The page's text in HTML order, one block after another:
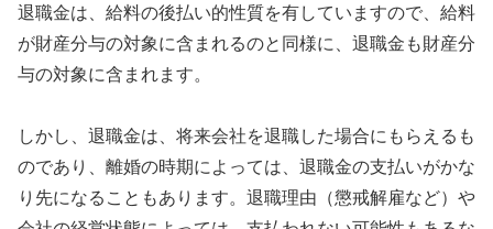
退職金は、給料の後払い的性質を有していますので、給料
が財産分与の対象に含まれるのと同様に、退職金も財産分
与の対象に含まれます。
しかし、退職金は、将来会社を退職した場合にもらえるも
のであり、離婚の時期によっては、退職金の支払いがかな
り先になることもあります。退職理由（懲戒解雇など）や